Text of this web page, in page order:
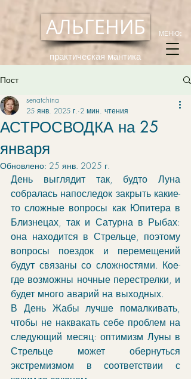
АЛЬГЕНИБ
практическая мантика
МЕНЮ:
Пост
АСТРОСВОДКА на 25
января
senatchina
25 янв. 2025 г. 2 мин. чтения
Обновлено: 25 янв. 2025 г.
День выглядит так, будто Луна
собралась напоследок закрыть какие-
то сложные вопросы как Юпитера в
Близнецах, так и Сатурна в Рыбах:
она находится в Стрельце, поэтому
вопросы поездок и перемещений
будут связаны со сложностями. Кое-
где возможны ночные перестрелки, и
будет много аварий на выходных.
В День Жабы лучше помалкивать,
чтобы не наквакать себе проблем на
следующий месяц: оптимизм Луны в
Стрельце может обернуться
экстремизмом в соответствии с